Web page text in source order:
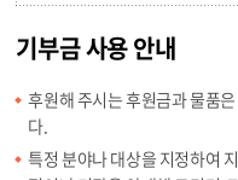
기부금 사용 안내
후원해 주시는 후원금과 물품
다.
특정 분야나 대상을 지정하여